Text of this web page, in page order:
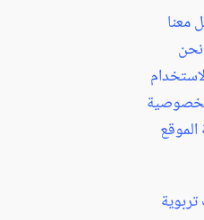
معنا